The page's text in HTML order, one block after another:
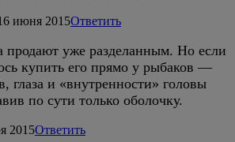
июня 2015Ответить
продают уже разделанным. Но если
купить его прямо у рыбаков —
глаза и «внутренности» головы
по сути только оболочку.
2015Ответить